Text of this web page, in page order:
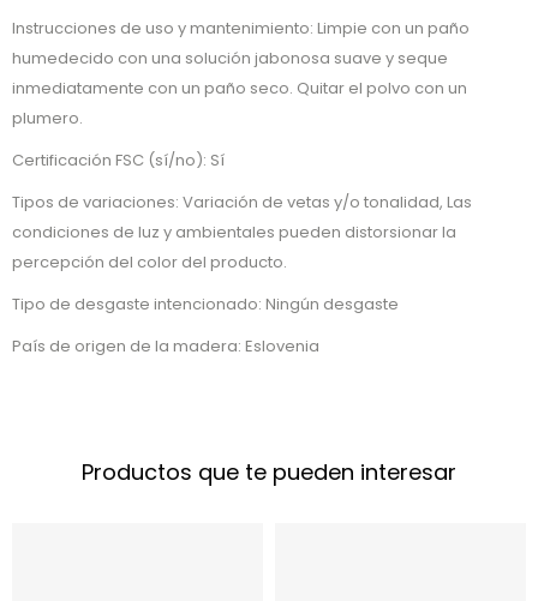
Instrucciones de uso y mantenimiento: Limpie con un paño
humedecido con una solución jabonosa suave y seque
inmediatamente con un paño seco. Quitar el polvo con un
plumero.
Certificación FSC (sí/no): Sí
Tipos de variaciones: Variación de vetas y/o tonalidad, Las
condiciones de luz y ambientales pueden distorsionar la
percepción del color del producto.
Tipo de desgaste intencionado: Ningún desgaste
País de origen de la madera: Eslovenia
Productos que te pueden interesar